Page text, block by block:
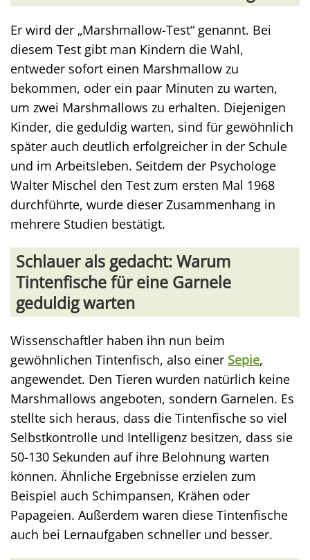
Er wird der „Marshmallow-Test“ genannt. Bei
diesem Test gibt man Kindern die Wahl,
entweder sofort einen Marshmallow zu
bekommen, oder ein paar Minuten zu warten,
um zwei Marshmallows zu erhalten. Diejenigen
Kinder, die geduldig warten, sind für gewöhnlich
später auch deutlich erfolgreicher in der Schule
und im Arbeitsleben. Seitdem der Psychologe
Walter Mischel den Test zum ersten Mal 1968
durchführte, wurde dieser Zusammenhang in
mehrere Studien bestätigt.
Schlauer als gedacht: Warum
Tintenfische für eine Garnele
geduldig warten
Wissenschaftler haben ihn nun beim
gewöhnlichen Tintenfisch, also einer Sepie,
angewendet. Den Tieren wurden natürlich keine
Marshmallows angeboten, sondern Garnelen. Es
stellte sich heraus, dass die Tintenfische so viel
Selbstkontrolle und Intelligenz besitzen, dass sie
50-130 Sekunden auf ihre Belohnung warten
können. Ähnliche Ergebnisse erzielen zum
Beispiel auch Schimpansen, Krähen oder
Papageien. Außerdem waren diese Tintenfische
auch bei Lernaufgaben schneller und besser.